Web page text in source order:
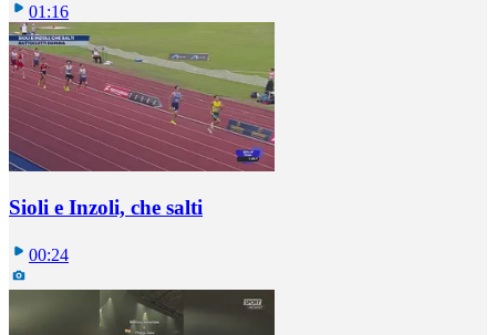
01:16
Sioli e Inzoli, che salti
00:24